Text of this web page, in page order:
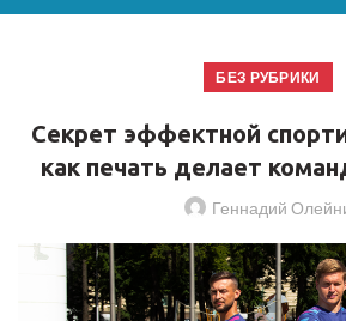
БЕЗ РУБРИКИ
Секрет эффектной
как печать делает
Геннадий